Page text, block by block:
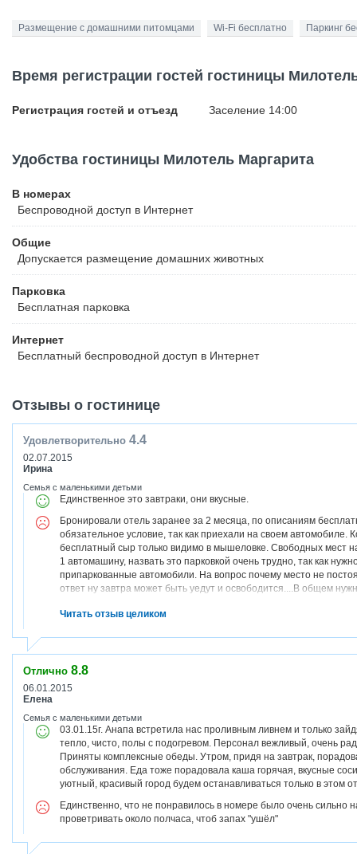
Размещение с домашними питомцами Wi-Fi бесплатно Паркинг
Время регистрации гостей гостиницы
Регистрация гостей и отъезд Заселение 14:00
Удобства гостиницы Милотель Маргарита
В номерах
Беспроводной доступ в Интернет
Общие
Допускается размещение домашних животных
Парковка
Бесплатная парковка
Интернет
Бесплатный беспроводной доступ в Интернет
Отзывы о гостинице
Удовлетворительно 4.4
02.07.2015
Ирина
Семья с маленькими детьми
Единственное это завтраки, они вкусные.
Бронировали отель заранее за 2 месяца, по описаниям
обязательное условие, так как приехали на своем автомобиле.
бесплатный сыр только видимо в мышеловке. Свободных мест
1 автомашину, назвать это парковкой очень трудно, так как
припаркованные автомобили. На вопрос почему место не
ответ ну завтра может быть уедут и освободится....В общем
Было ощущение, что это только наша проблема, персонал
отель Павел завтра и просите там. Неужели за 2 месяца
номеру (133) также есть претензии. Во-первых диван для
тумба. Постельное белье на ребенка нам не дали, видимо это
уехали, деньги по брони 4000 рублей нам не вернули!!! Хотя я
(бесплатная парковка).
Читать отзыв целиком
Отлично 8.8
06.01.2015
Елена
Семья с маленькими детьми
03.01.15г. Анапа встретила нас проливным ливнем и только
тепло, чисто, полы с подогревом. Персонал вежливый, очень
Приняты комплексные обеды. Утром, придя на завтрак,
обслуживания. Еда тоже порадовала каша горячая, вкусные
уютный, красивый город будем останавливаться только в этом
Единственно, что не понравилось в номере было очень сильно
проветривать около полчаса, чтоб запах "ушёл"